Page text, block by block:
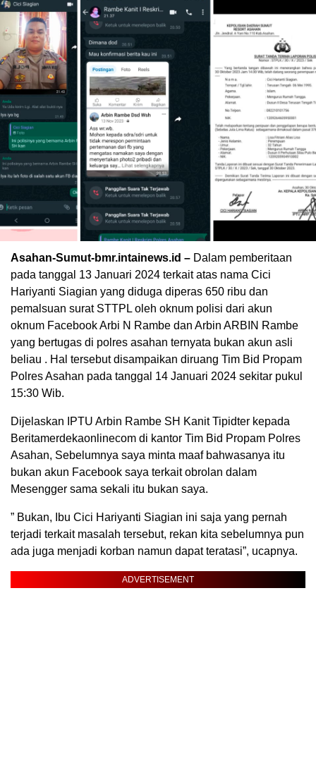
Asahan-Sumut-bmr.intainews.id – Dalam pemberitaan
pada tanggal 13 Januari 2024 terkait atas nama Cici
Hariyanti Siagian yang diduga diperas 650 ribu dan
pemalsuan surat STTPL oleh oknum polisi dari akun
oknum Facebook Arbi N Rambe dan Arbin ARBIN Rambe
yang bertugas di polres asahan ternyata bukan akun asli
beliau . Hal tersebut disampaikan diruang Tim Bid Propam
Polres Asahan pada tanggal 14 Januari 2024 sekitar pukul
15:30 Wib.
Dijelaskan IPTU Arbin Rambe SH Kanit Tipidter kepada
Beritamerdekaonlinecom di kantor Tim Bid Propam Polres
Asahan, Sebelumnya saya minta maaf bahwasanya itu
bukan akun Facebook saya terkait obrolan dalam
Mesengger sama sekali itu bukan saya.
” Bukan, Ibu Cici Hariyanti Siagian ini saja yang pernah
terjadi terkait masalah tersebut, rekan kita sebelumnya pun
ada juga menjadi korban namun dapat teratasi”, ucapnya.
ADVERTISEMENT